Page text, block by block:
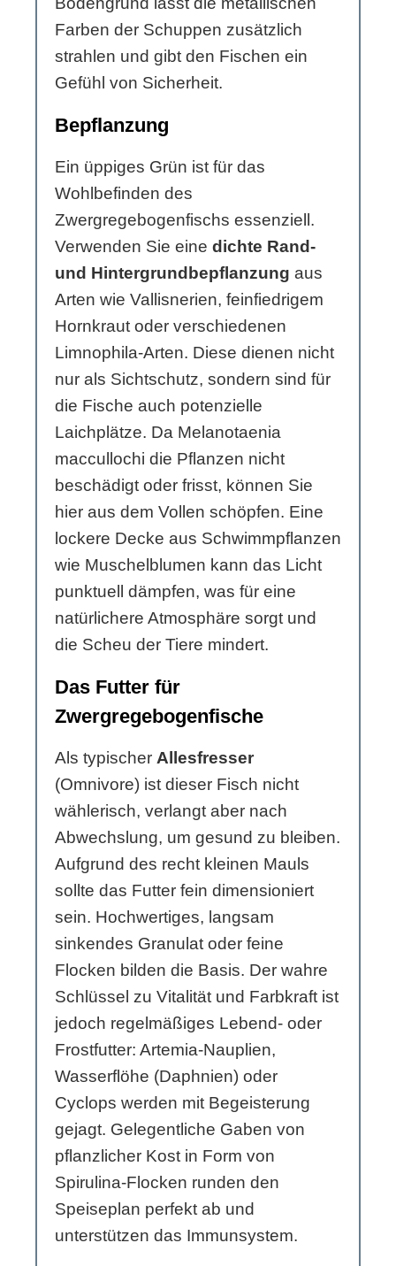
Farben der Schuppen zusätzlich
strahlen und gibt den Fischen ein
Gefühl von Sicherheit.
Bepflanzung
Ein üppiges Grün ist für das
Wohlbefinden des
Zwergregebogenfischs essenziell.
Verwenden Sie eine dichte Rand-
und Hintergrundbepflanzung aus
Arten wie Vallisnerien, feinfiedrigem
Hornkraut oder verschiedenen
Limnophila-Arten. Diese dienen nicht
nur als Sichtschutz, sondern sind für
die Fische auch potenzielle
Laichplätze. Da Melanotaenia
maccullochi die Pflanzen nicht
beschädigt oder frisst, können Sie
hier aus dem Vollen schöpfen. Eine
lockere Decke aus Schwimmpflanzen
wie Muschelblumen kann das Licht
punktuell dämpfen, was für eine
natürlichere Atmosphäre sorgt und
die Scheu der Tiere mindert.
Das Futter für
Zwergregebogenfische
Als typischer Allesfresser
(Omnivore) ist dieser Fisch nicht
wählerisch, verlangt aber nach
Abwechslung, um gesund zu bleiben.
Aufgrund des recht kleinen Mauls
sollte das Futter fein dimensioniert
sein. Hochwertiges, langsam
sinkendes Granulat oder feine
Flocken bilden die Basis. Der wahre
Schlüssel zu Vitalität und Farbkraft ist
jedoch regelmäßiges Lebend- oder
Frostfutter: Artemia-Nauplien,
Wasserflöhe (Daphnien) oder
Cyclops werden mit Begeisterung
gejagt. Gelegentliche Gaben von
pflanzlicher Kost in Form von
Spirulina-Flocken runden den
Speiseplan perfekt ab und
unterstützen das Immunsystem.